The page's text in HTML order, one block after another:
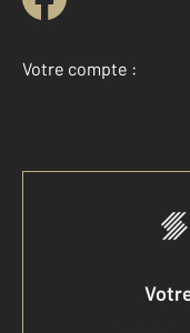
Votre compte :